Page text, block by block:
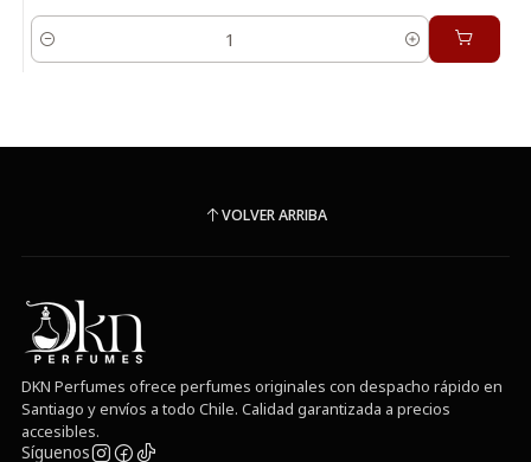
Cantidad
VOLVER ARRIBA
DKN Perfumes ofrece perfumes originales con despacho rápido en
Santiago y envíos a todo Chile. Calidad garantizada a precios
accesibles.
Síguenos